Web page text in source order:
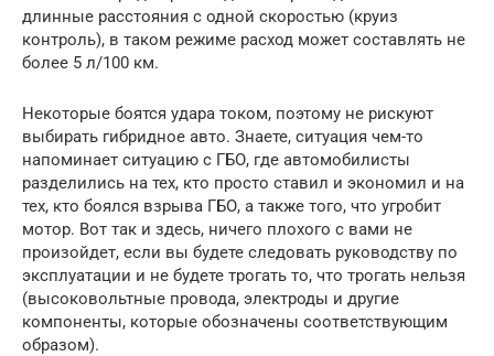
длинные расстояния с одной скоростью (круиз
контроль), в таком режиме расход может составлять не
более 5 л/100 км.
Некоторые боятся удара током, поэтому не рискуют
выбирать гибридное авто. Знаете, ситуация чем-то
напоминает ситуацию с ГБО, где автомобилисты
разделились на тех, кто просто ставил и экономил и на
тех, кто боялся взрыва ГБО, а также того, что угробит
мотор. Вот так и здесь, ничего плохого с вами не
произойдет, если вы будете следовать руководству по
эксплуатации и не будете трогать то, что трогать нельзя
(высоковольтные провода, электроды и другие
компоненты, которые обозначены соответствующим
образом).